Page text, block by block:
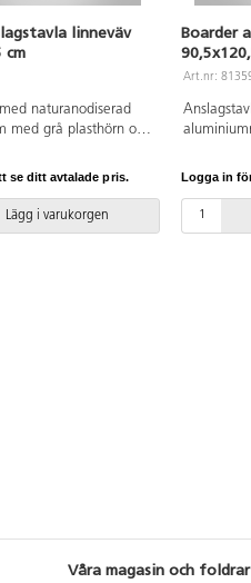
linneväv
cm
naturanodiserad
med grå plasthörn och
se ditt avtalade pris.
Lägg i varukorgen
Boarder
Art.nr:
Logga in
Våra magasin och foldrar